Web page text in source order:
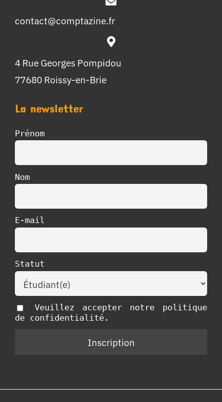
contact@comptazine.fr
4 Rue Georges Pompidou
77680 Roissy-en-Brie
La newsletter
Prénom
Nom
E-mail
Statut
Veuillez accepter notre politique
de confidentialité.